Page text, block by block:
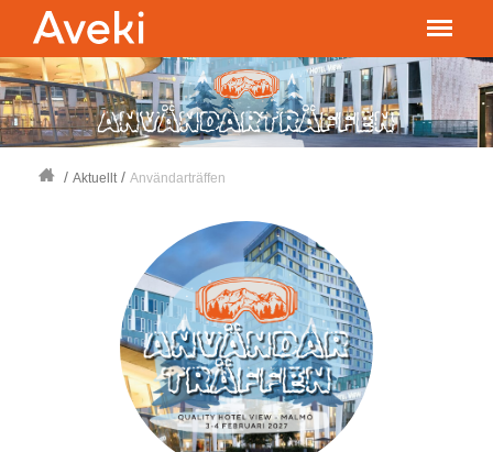
/ Aktuellt/ Användarträffen